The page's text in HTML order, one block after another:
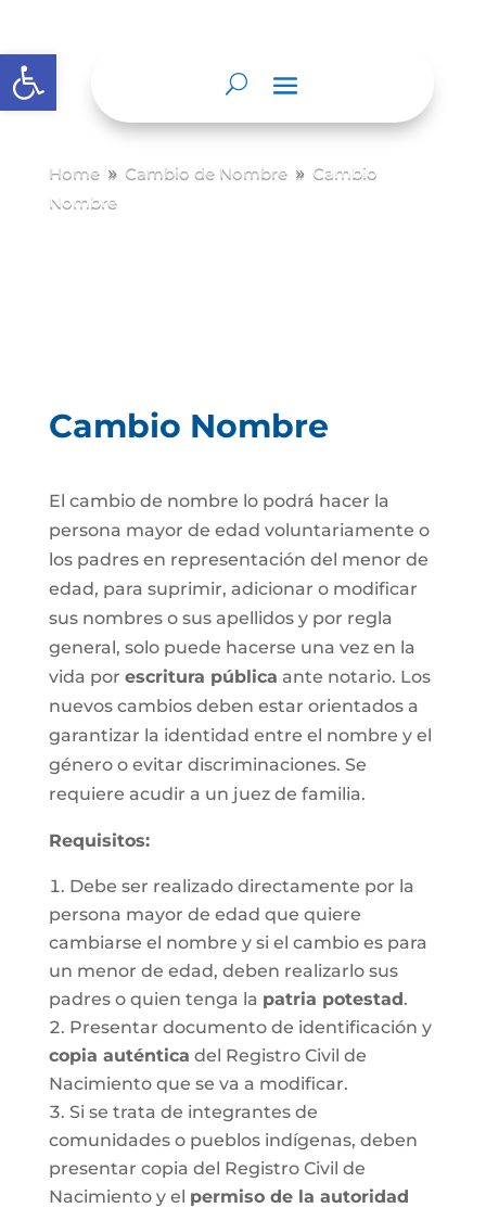
Abrir barra de herramientas
Home 9 Cambio de Nombre 9 Cambio
Nombre
Cambio Nombre
El cambio de nombre lo podrá hacer la
persona mayor de edad voluntariamente o
los padres en representación del menor de
edad, para suprimir, adicionar o modificar
sus nombres o sus apellidos y por regla
general, solo puede hacerse una vez en la
vida por escritura pública ante notario. Los
nuevos cambios deben estar orientados a
garantizar la identidad entre el nombre y el
género o evitar discriminaciones. Se
requiere acudir a un juez de familia.
Requisitos:
Debe ser realizado directamente por la
persona mayor de edad que quiere
cambiarse el nombre y si el cambio es para
un menor de edad, deben realizarlo sus
padres o quien tenga la patria potestad.
Presentar documento de identificación y
copia auténtica del Registro Civil de
Nacimiento que se va a modificar.
Si se trata de integrantes de
comunidades o pueblos indígenas, deben
presentar copia del Registro Civil de
Nacimiento y el permiso de la autoridad